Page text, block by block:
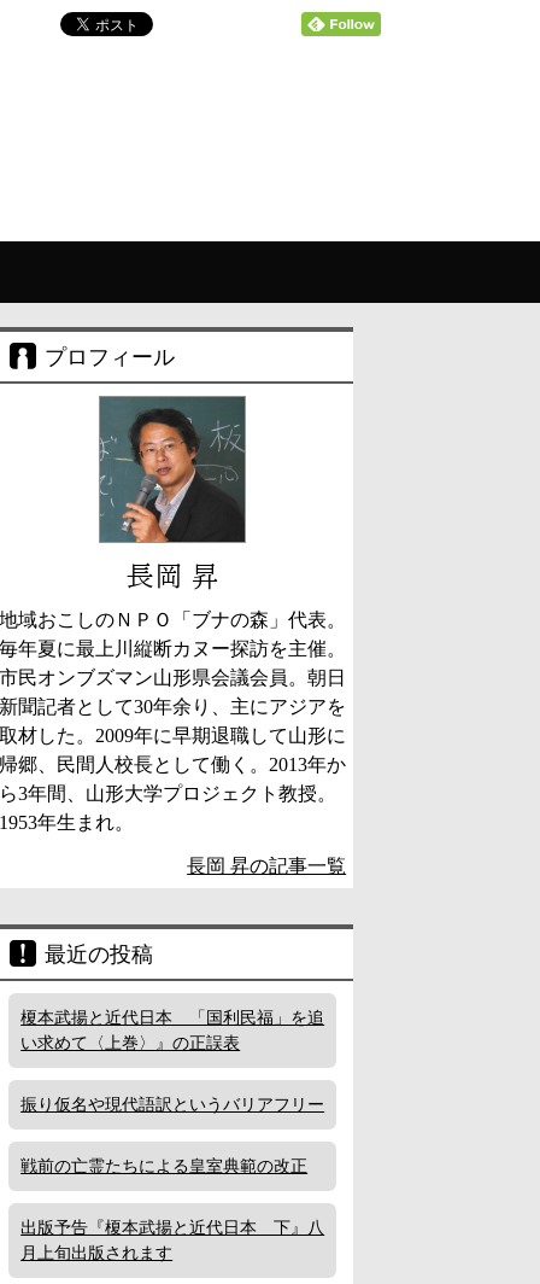
プロフィール
長岡 昇
地域おこしのＮＰＯ「ブナの森」代表。
毎年夏に最上川縦断カヌー探訪を主催。
市民オンブズマン山形県会議会員。朝日
新聞記者として30年余り、主にアジアを
取材した。2009年に早期退職して山形に
帰郷、民間人校長として働く。2013年か
ら3年間、山形大学プロジェクト教授。
1953年生まれ。
長岡 昇の記事一覧
最近の投稿
榎本武揚と近代日本 「国利民福」を追
い求めて〈上巻〉』の正誤表
振り仮名や現代語訳というバリアフリー
戦前の亡霊たちによる皇室典範の改正
出版予告『榎本武揚と近代日本 下』八
月上旬出版されます